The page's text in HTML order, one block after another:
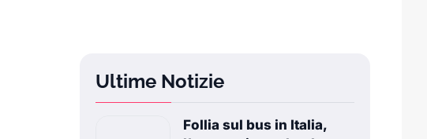
Ultime Notizie
Follia sul bus in Italia,